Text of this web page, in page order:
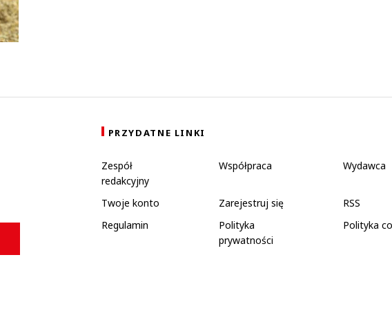
PRZYDATNE LINKI
Zespół
redakcyjny
Współpraca Wydawca
Twoje konto Zarejestruj się
RSS
Regulamin
Polityka
prywatności
Polityka